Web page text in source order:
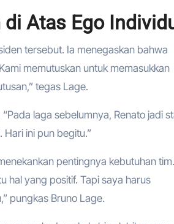
Atas Ego
tersebut. Ia menegaskan bahwa
memutuskan untuk memasukkan
tegas Lage.
laga sebelumnya, Renato jadi
ini pun begitu.”
pentingnya kebutuhan tim.
hal yang positif. Tapi saya harus
pungkas Bruno Lage.